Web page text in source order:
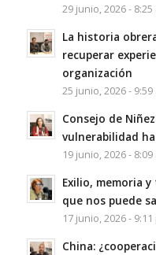
29 junio, 2026 - 8:25
La historia
recuperar
organización
25 junio, 2026 - 9:59
Consejo de
vulnerabilidad
19 junio, 2026 - 8:09
Exilio, memoria
que nos puede
17 junio, 2026 - 9:11
China: